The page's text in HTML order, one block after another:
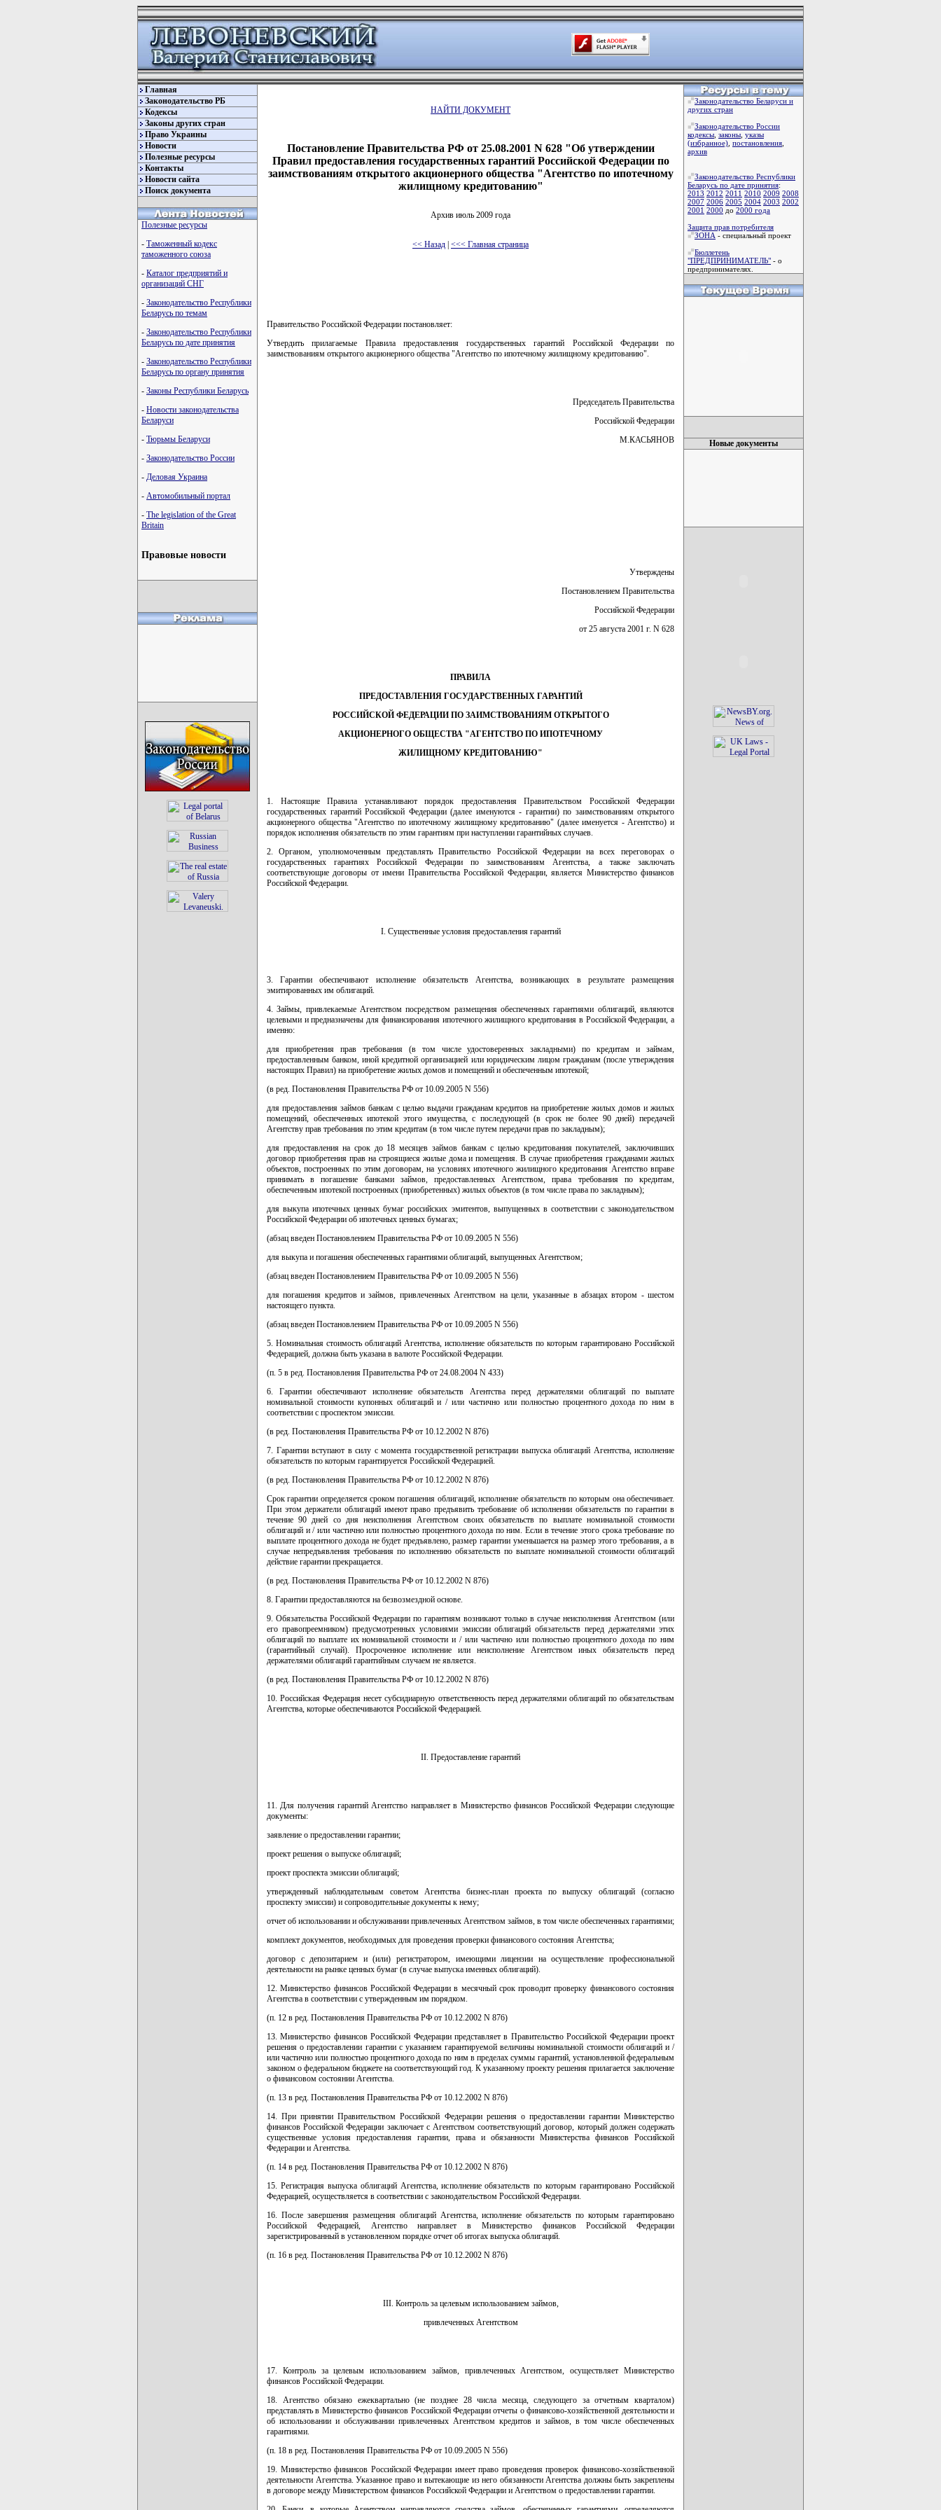
Главная
Законодательство РБ
Кодексы
Законы других стран
Право Украины
Новости
Полезные ресурсы
Контакты
Новости сайта
Поиск документа
Полезные ресурсы
- Таможенный кодекс
таможенного союза
- Каталог предприятий и
организаций СНГ
- Законодательство Республики
Беларусь по темам
- Законодательство Республики
Беларусь по дате принятия
- Законодательство Республики
Беларусь по органу принятия
- Законы Республики Беларусь
- Новости законодательства
Беларуси
- Тюрьмы Беларуси
- Законодательство России
- Деловая Украина
- Автомобильный портал
- The legislation of the Great
Britain
Правовые новости
НАЙТИ ДОКУМЕНТ
Постановление Правительства РФ от 25.08.2001 N 628 "Об утверждении
Правил предоставления государственных гарантий Российской Федерации по
заимствованиям открытого акционерного общества "Агентство по ипотечному
жилищному кредитованию"
Архив июль 2009 года
<< Назад <<< Главная страница
Правительство Российской Федерации постановляет:
Утвердить прилагаемые Правила предоставления государственных гарантий Российской Федерации по
заимствованиям открытого акционерного общества "Агентство по ипотечному жилищному кредитованию".
Председатель Правительства
Российской Федерации
М.КАСЬЯНОВ
Утверждены
Постановлением Правительства
Российской Федерации
от 25 августа 2001 г. N 628
ПРАВИЛА
ПРЕДОСТАВЛЕНИЯ ГОСУДАРСТВЕННЫХ ГАРАНТИЙ
РОССИЙСКОЙ ФЕДЕРАЦИИ ПО ЗАИМСТВОВАНИЯМ ОТКРЫТОГО
АКЦИОНЕРНОГО ОБЩЕСТВА "АГЕНТСТВО ПО ИПОТЕЧНОМУ
ЖИЛИЩНОМУ КРЕДИТОВАНИЮ"
1. Настоящие Правила устанавливают порядок предоставления Правительством Российской Федерации
государственных гарантий Российской Федерации (далее именуются - гарантии) по заимствованиям открытого
акционерного общества "Агентство по ипотечному жилищному кредитованию" (далее именуется - Агентство) и
порядок исполнения обязательств по этим гарантиям при наступлении гарантийных случаев.
2. Органом, уполномоченным представлять Правительство Российской Федерации на всех переговорах о
государственных гарантиях Российской Федерации по заимствованиям Агентства, а также заключать
соответствующие договоры от имени Правительства Российской Федерации, является Министерство финансов
Российской Федерации.
I. Существенные условия предоставления гарантий
3. Гарантии обеспечивают исполнение обязательств Агентства, возникающих в результате размещения
эмитированных им облигаций.
4. Займы, привлекаемые Агентством посредством размещения обеспеченных гарантиями облигаций, являются
целевыми и предназначены для финансирования ипотечного жилищного кредитования в Российской Федерации, а
именно:
для приобретения прав требования (в том числе удостоверенных закладными) по кредитам и займам,
предоставленным банком, иной кредитной организацией или юридическим лицом гражданам (после утверждения
настоящих Правил) на приобретение жилых домов и помещений и обеспеченным ипотекой;
(в ред. Постановления Правительства РФ от 10.09.2005 N 556)
для предоставления займов банкам с целью выдачи гражданам кредитов на приобретение жилых домов и жилых
помещений, обеспеченных ипотекой этого имущества, с последующей (в срок не более 90 дней) передачей
Агентству прав требования по этим кредитам (в том числе путем передачи прав по закладным);
для предоставления на срок до 18 месяцев займов банкам с целью кредитования покупателей, заключивших
договор приобретения прав на строящиеся жилые дома и помещения. В случае приобретения гражданами жилых
объектов, построенных по этим договорам, на условиях ипотечного жилищного кредитования Агентство вправе
принимать в погашение банками займов, предоставленных Агентством, права требования по кредитам,
обеспеченным ипотекой построенных (приобретенных) жилых объектов (в том числе права по закладным);
для выкупа ипотечных ценных бумаг российских эмитентов, выпущенных в соответствии с законодательством
Российской Федерации об ипотечных ценных бумагах;
(абзац введен Постановлением Правительства РФ от 10.09.2005 N 556)
для выкупа и погашения обеспеченных гарантиями облигаций, выпущенных Агентством;
(абзац введен Постановлением Правительства РФ от 10.09.2005 N 556)
для погашения кредитов и займов, привлеченных Агентством на цели, указанные в абзацах втором - шестом
настоящего пункта.
(абзац введен Постановлением Правительства РФ от 10.09.2005 N 556)
5. Номинальная стоимость облигаций Агентства, исполнение обязательств по которым гарантировано Российской
Федерацией, должна быть указана в валюте Российской Федерации.
(п. 5 в ред. Постановления Правительства РФ от 24.08.2004 N 433)
6. Гарантии обеспечивают исполнение обязательств Агентства перед держателями облигаций по выплате
номинальной стоимости купонных облигаций и / или частично или полностью процентного дохода по ним в
соответствии с проспектом эмиссии.
(в ред. Постановления Правительства РФ от 10.12.2002 N 876)
7. Гарантии вступают в силу с момента государственной регистрации выпуска облигаций Агентства, исполнение
обязательств по которым гарантируется Российской Федерацией.
(в ред. Постановления Правительства РФ от 10.12.2002 N 876)
Срок гарантии определяется сроком погашения облигаций, исполнение обязательств по которым она обеспечивает.
При этом держатели облигаций имеют право предъявить требование об исполнении обязательств по гарантии в
течение 90 дней со дня неисполнения Агентством своих обязательств по выплате номинальной стоимости
облигаций и / или частично или полностью процентного дохода по ним. Если в течение этого срока требование по
выплате процентного дохода не будет предъявлено, размер гарантии уменьшается на размер этого требования, а в
случае непредъявления требования по исполнению обязательств по выплате номинальной стоимости облигаций
действие гарантии прекращается.
(в ред. Постановления Правительства РФ от 10.12.2002 N 876)
8. Гарантии предоставляются на безвозмездной основе.
9. Обязательства Российской Федерации по гарантиям возникают только в случае неисполнения Агентством (или
его правопреемником) предусмотренных условиями эмиссии облигаций обязательств перед держателями этих
облигаций по выплате их номинальной стоимости и / или частично или полностью процентного дохода по ним
(гарантийный случай). Просроченное исполнение или неисполнение Агентством иных обязательств перед
держателями облигаций гарантийным случаем не является.
(в ред. Постановления Правительства РФ от 10.12.2002 N 876)
10. Российская Федерация несет субсидиарную ответственность перед держателями облигаций по обязательствам
Агентства, которые обеспечиваются Российской Федерацией.
II. Предоставление гарантий
11. Для получения гарантий Агентство направляет в Министерство финансов Российской Федерации следующие
документы:
заявление о предоставлении гарантии;
проект решения о выпуске облигаций;
проект проспекта эмиссии облигаций;
утвержденный наблюдательным советом Агентства бизнес-план проекта по выпуску облигаций (согласно
проспекту эмиссии) и сопроводительные документы к нему;
отчет об использовании и обслуживании привлеченных Агентством займов, в том числе обеспеченных гарантиями;
комплект документов, необходимых для проведения проверки финансового состояния Агентства;
договор с депозитарием и (или) регистратором, имеющими лицензии на осуществление профессиональной
деятельности на рынке ценных бумаг (в случае выпуска именных облигаций).
12. Министерство финансов Российской Федерации в месячный срок проводит проверку финансового состояния
Агентства в соответствии с утвержденным им порядком.
(п. 12 в ред. Постановления Правительства РФ от 10.12.2002 N 876)
13. Министерство финансов Российской Федерации представляет в Правительство Российской Федерации проект
решения о предоставлении гарантии с указанием гарантируемой величины номинальной стоимости облигаций и /
или частично или полностью процентного дохода по ним в пределах суммы гарантий, установленной федеральным
законом о федеральном бюджете на соответствующий год. К указанному проекту решения прилагается заключение
о финансовом состоянии Агентства.
(п. 13 в ред. Постановления Правительства РФ от 10.12.2002 N 876)
14. При принятии Правительством Российской Федерации решения о предоставлении гарантии Министерство
финансов Российской Федерации заключает с Агентством соответствующий договор, который должен содержать
существенные условия предоставления гарантии, права и обязанности Министерства финансов Российской
Федерации и Агентства.
(п. 14 в ред. Постановления Правительства РФ от 10.12.2002 N 876)
15. Регистрация выпуска облигаций Агентства, исполнение обязательств по которым гарантировано Российской
Федерацией, осуществляется в соответствии с законодательством Российской Федерации.
16. После завершения размещения облигаций Агентства, исполнение обязательств по которым гарантировано
Российской Федерацией, Агентство направляет в Министерство финансов Российской Федерации
зарегистрированный в установленном порядке отчет об итогах выпуска облигаций.
(п. 16 в ред. Постановления Правительства РФ от 10.12.2002 N 876)
III. Контроль за целевым использованием займов,
привлеченных Агентством
17. Контроль за целевым использованием займов, привлеченных Агентством, осуществляет Министерство
финансов Российской Федерации.
18. Агентство обязано ежеквартально (не позднее 28 числа месяца, следующего за отчетным кварталом)
представлять в Министерство финансов Российской Федерации отчеты о финансово-хозяйственной деятельности и
об использовании и обслуживании привлеченных Агентством кредитов и займов, в том числе обеспеченных
гарантиями.
(п. 18 в ред. Постановления Правительства РФ от 10.09.2005 N 556)
19. Министерство финансов Российской Федерации имеет право проведения проверок финансово-хозяйственной
деятельности Агентства. Указанное право и вытекающие из него обязанности Агентства должны быть закреплены
в договоре между Министерством финансов Российской Федерации и Агентством о предоставлении гарантии.
Законодательство Беларуси и
других стран
Законодательство России
кодексы законы указы
(избранное) постановления
архив
Законодательство Республики
Беларусь по дате принятия:
2013 2012 2011 2010 2009 2008
2007 2006 2005 2004 2003 2002
2001 2000 до 2000 года
Защита прав потребителя
ЗОНА - специальный проект
Бюллетень
"ПРЕДПРИНИМАТЕЛЬ" - о
предпринимателях.
Новые документы